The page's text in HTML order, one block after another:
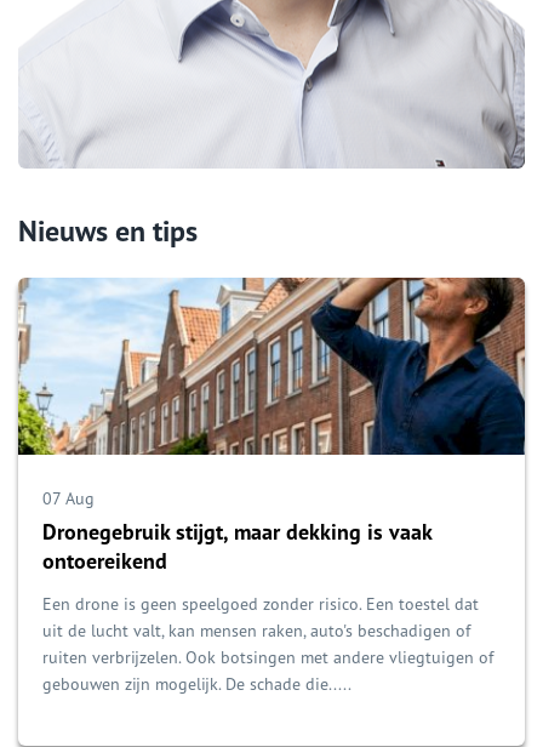
Nieuws en tips
07 Aug
Dronegebruik stijgt, maar dekking is vaak
ontoereikend
Een drone is geen speelgoed zonder risico. Een toestel dat
uit de lucht valt, kan mensen raken, auto's beschadigen of
ruiten verbrijzelen. Ook botsingen met andere vliegtuigen of
gebouwen zijn mogelijk. De schade die.....